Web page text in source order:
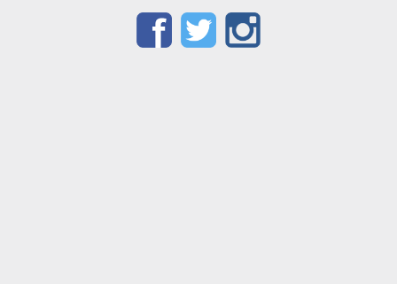
FacebookTwitter